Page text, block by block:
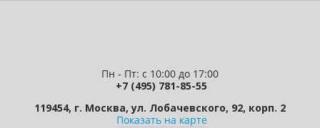
Пн - Пт: с 10:00 до 17:00
+7 (495) 781-85-55
119454, г. Москва, ул. Лобачевского, 92, корп. 2
Показать на карте